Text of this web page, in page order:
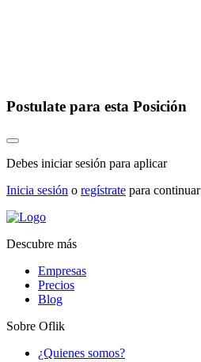
Postulate para esta Posición
Debes iniciar sesión para aplicar
Inicia sesión o regístrate para continuar
Descubre más
Empresas
Precios
Blog
Sobre Oflik
¿Quienes somos?